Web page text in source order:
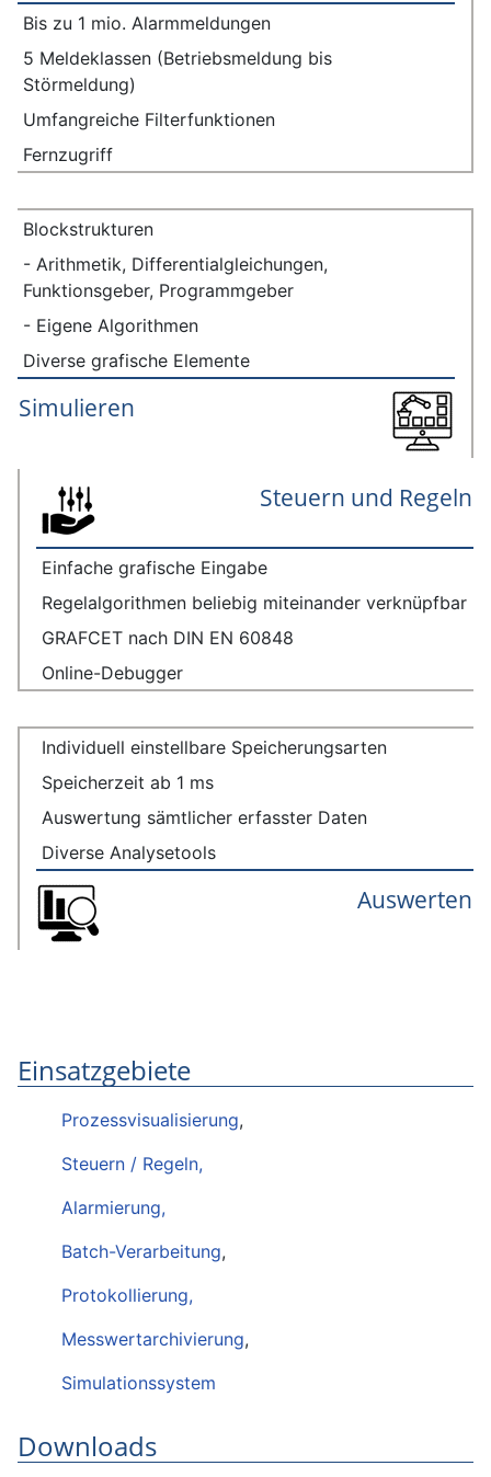
Bis zu 1 mio. Alarmmeldungen
5 Meldeklassen (Betriebsmeldung bis
Störmeldung)
Umfangreiche Filterfunktionen
Fernzugriff
Blockstrukturen
- Arithmetik, Differentialgleichungen,
Funktionsgeber, Programmgeber
- Eigene Algorithmen
Diverse grafische Elemente
Simulieren
Steuern und Regeln
Einfache grafische Eingabe
Regelalgorithmen beliebig miteinander verknüpfbar
GRAFCET nach DIN EN 60848
Online-Debugger
Individuell einstellbare Speicherungsarten
Speicherzeit ab 1 ms
Auswertung sämtlicher erfasster Daten
Diverse Analysetools
Auswerten
Einsatzgebiete
Prozessvisualisierung,
Steuern / Regeln,
Alarmierung,
Batch-Verarbeitung,
Protokollierung,
Messwertarchivierung,
Simulationssystem
Downloads